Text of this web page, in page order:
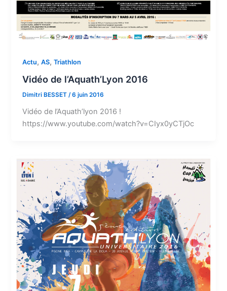
Actu,AS,Triathlon
Vidéo de l’Aquath’Lyon 2016
Dimitri BESSET/6 juin 2016
Vidéo de l’Aquath’lyon 2016 !
https://www.youtube.com/watch?v=CIyx0yCTjOc